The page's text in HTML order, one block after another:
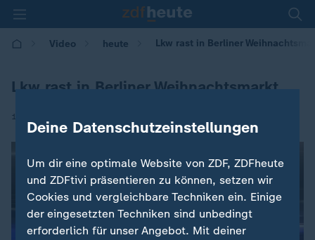
Video heute Lkw rast in Berliner
Lkw rast in Berliner Weihnachtsmarkt
19.12.2016 | 22:28
Deine Datenschutzeinstellungen
Um dir eine optimale Website von ZDF, ZDFheute
und ZDFtivi präsentieren zu können, setzen wir
Cookies und vergleichbare Techniken ein. Einige
der eingesetzten Techniken sind unbedingt
erforderlich für unser Angebot. Mit deiner